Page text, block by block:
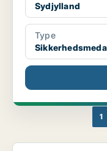
Sydjylland
Type
1